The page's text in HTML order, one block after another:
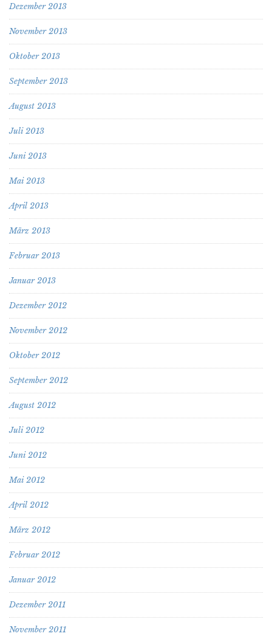
Dezember 2013
November 2013
Oktober 2013
September 2013
August 2013
Juli 2013
Juni 2013
Mai 2013
April 2013
März 2013
Februar 2013
Januar 2013
Dezember 2012
November 2012
Oktober 2012
September 2012
August 2012
Juli 2012
Juni 2012
Mai 2012
April 2012
März 2012
Februar 2012
Januar 2012
Dezember 2011
November 2011